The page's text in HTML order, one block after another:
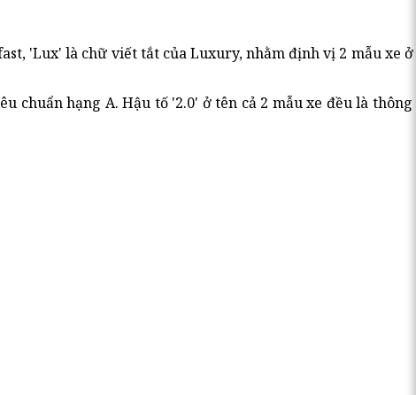
'Lux' là chữ viết tắt của Luxury, nhằm định vị 2 mẫu xe
hạng A. Hậu tố '2.0' ở tên cả 2 mẫu xe đều là thông